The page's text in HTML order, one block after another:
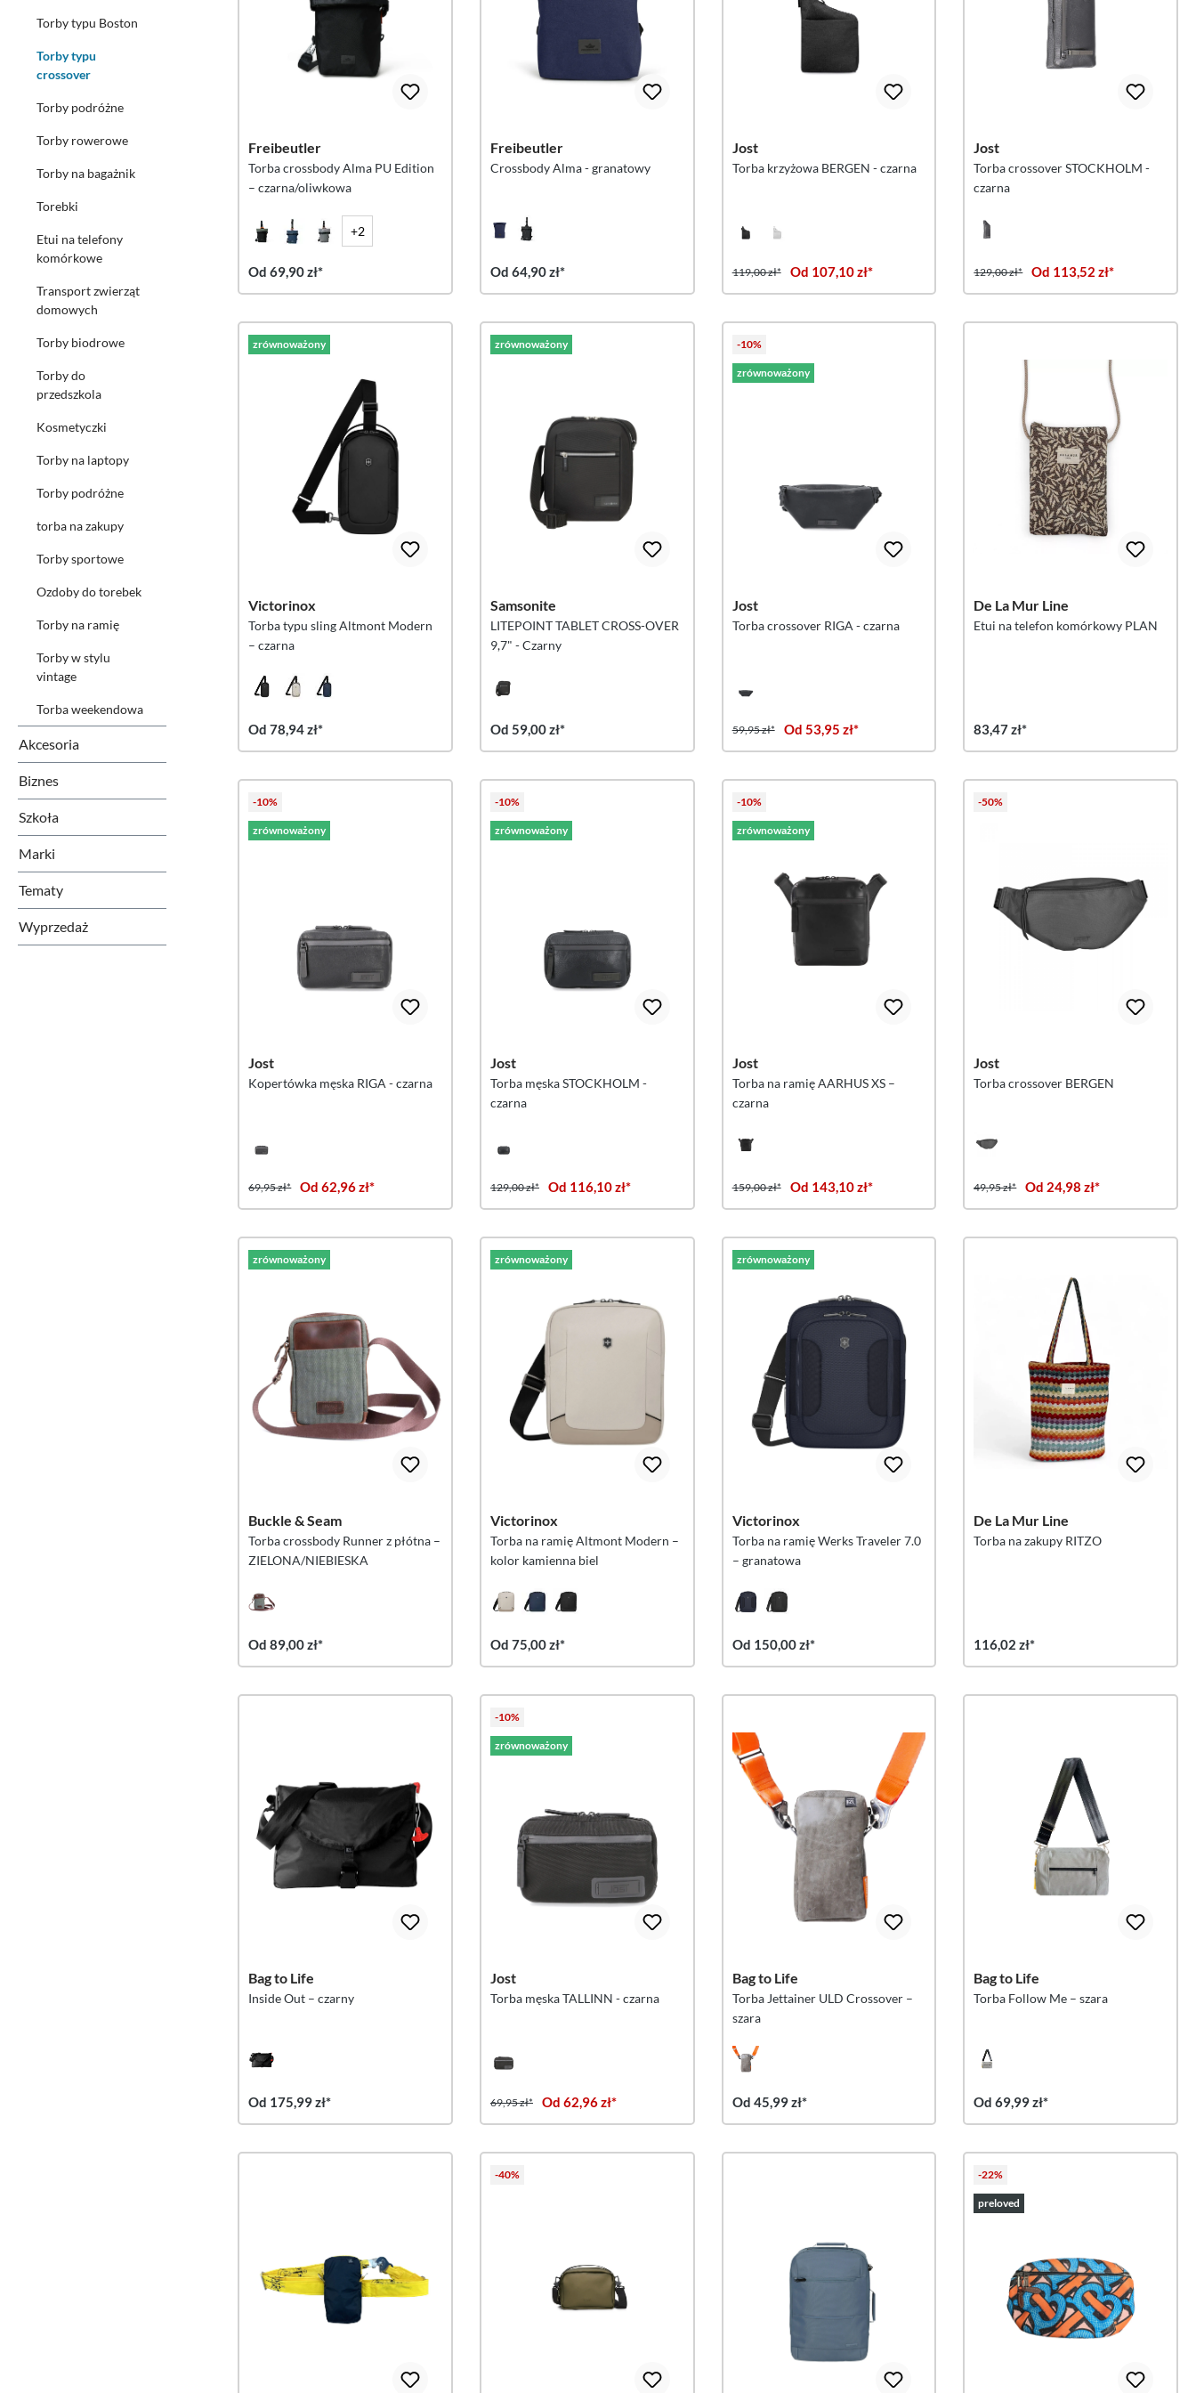
Torby typu Boston
Torby typu
crossover
Torby podróżne
Torby rowerowe
Torby na bagażnik
Torebki
Etui na telefony
komórkowe
Transport zwierząt
domowych
Torby biodrowe
Torby do
przedszkola
Kosmetyczki
Torby na laptopy
Torby podróżne
torba na zakupy
Torby sportowe
Ozdoby do torebek
Torby na ramię
Torby w stylu
vintage
Torba weekendowa
Akcesoria
Biznes
Szkoła
Marki
Tematy
Wyprzedaż
Freibeutler
Torba crossbody Alma PU Edition
– czarna/oliwkowa
+2
Od 69,90 zł*
Freibeutler
Crossbody Alma - granatowy
Od 64,90 zł*
Jost
Torba krzyżowa BERGEN - czarna
119,00 zł* Od 107,10 zł*
Jost
Torba crossover STOCKHOLM -
czarna
129,00 zł* Od 113,52 zł*
zrównoważony
Victorinox
Torba typu sling Altmont Modern
– czarna
Od 78,94 zł*
zrównoważony
Samsonite
LITEPOINT TABLET CROSS-OVER
9,7" - Czarny
Od 59,00 zł*
-10%
zrównoważony
Jost
Torba crossover RIGA - czarna
59,95 zł* Od 53,95 zł*
De La Mur Line
Etui na telefon komórkowy PLAN
83,47 zł*
-10%
zrównoważony
Jost
Kopertówka męska RIGA - czarna
69,95 zł* Od 62,96 zł*
-10%
zrównoważony
Jost
Torba męska STOCKHOLM -
czarna
129,00 zł* Od 116,10 zł*
-10%
zrównoważony
Jost
Torba na ramię AARHUS XS –
czarna
159,00 zł* Od 143,10 zł*
-50%
Jost
Torba crossover BERGEN
49,95 zł* Od 24,98 zł*
zrównoważony
Buckle & Seam
Torba crossbody Runner z płótna –
ZIELONA/NIEBIESKA
Od 89,00 zł*
zrównoważony
Victorinox
Torba na ramię Altmont Modern –
kolor kamienna biel
Od 75,00 zł*
zrównoważony
Victorinox
Torba na ramię Werks Traveler 7.0
– granatowa
Od 150,00 zł*
De La Mur Line
Torba na zakupy RITZO
116,02 zł*
Bag to Life
Inside Out – czarny
Od 175,99 zł*
-10%
zrównoważony
Jost
Torba męska TALLINN - czarna
69,95 zł* Od 62,96 zł*
Bag to Life
Torba Jettainer ULD Crossover –
szara
Od 45,99 zł*
Bag to Life
Torba Follow Me – szara
Od 69,99 zł*
-40% -22%
preloved